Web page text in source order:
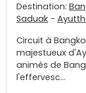
Destination:
Saduak -
Circuit à
majestueux
animés de
l'effervesc...